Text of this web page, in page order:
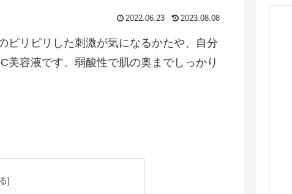
2022.06.23 2023.08.08
ピリピリした刺激が気になるかたや、自分
美容液です。弱酸性で肌の奥までしっかり